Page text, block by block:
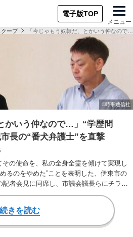
電子版TOP
メニュー
クープ 「今じゃもう奴隷だ、とかいう仲なので
かいう仲なので…」“学歴問
長の“番犬弁護士”を直撃
その使命を、私の全身全霊を傾けて実現し
るのをやめた”ことを表明した、伊東市の
記者会見に同席し、市議会議長らにチラ見
続きを読む